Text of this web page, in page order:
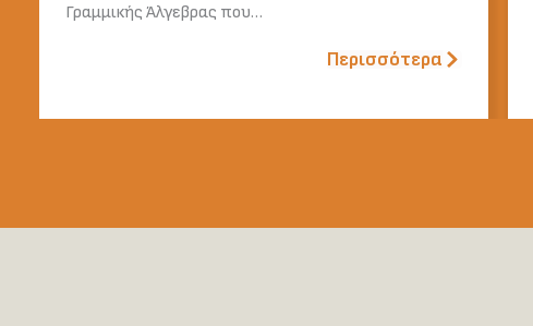
Γραμμικής Άλγεβρας που…
Περισσότερα